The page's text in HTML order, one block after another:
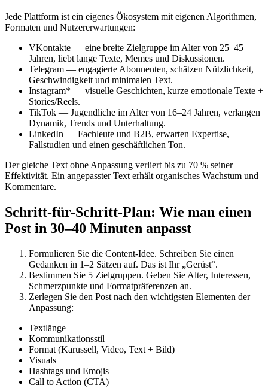
Jede Plattform ist ein eigenes Ökosystem mit eigenen Algorithmen,
Formaten und Nutzererwartungen:
VKontakte — eine breite Zielgruppe im Alter von 25–45
Jahren, liebt lange Texte, Memes und Diskussionen.
Telegram — engagierte Abonnenten, schätzen Nützlichkeit,
Geschwindigkeit und minimalen Text.
Instagram* — visuelle Geschichten, kurze emotionale Texte +
Stories/Reels.
TikTok — Jugendliche im Alter von 16–24 Jahren, verlangen
Dynamik, Trends und Unterhaltung.
LinkedIn — Fachleute und B2B, erwarten Expertise,
Fallstudien und einen geschäftlichen Ton.
Der gleiche Text ohne Anpassung verliert bis zu 70 % seiner
Effektivität. Ein angepasster Text erhält organisches Wachstum und
Kommentare.
Schritt-für-Schritt-Plan: Wie man einen
Post in 30–40 Minuten anpasst
Formulieren Sie die Content-Idee. Schreiben Sie einen
Gedanken in 1–2 Sätzen auf. Das ist Ihr „Gerüst“.
Bestimmen Sie 5 Zielgruppen. Geben Sie Alter, Interessen,
Schmerzpunkte und Formatpräferenzen an.
Zerlegen Sie den Post nach den wichtigsten Elementen der
Anpassung:
Textlänge
Kommunikationsstil
Format (Karussell, Video, Text + Bild)
Visuals
Hashtags und Emojis
Call to Action (CTA)